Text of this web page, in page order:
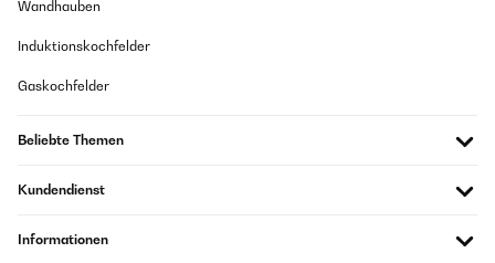
Wandhauben
Induktionskochfelder
Gaskochfelder
Beliebte Themen
Kundendienst
Informationen